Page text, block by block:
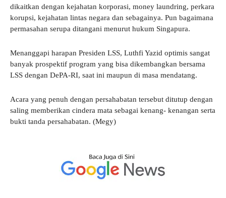
dikaitkan dengan kejahatan korporasi, money laundring, perkara
korupsi, kejahatan lintas negara dan sebagainya. Pun bagaimana
permasahan serupa ditangani menurut hukum Singapura.
Menanggapi harapan Presiden LSS, Luthfi Yazid optimis sangat
banyak prospektif program yang bisa dikembangkan bersama
LSS dengan DePA-RI, saat ini maupun di masa mendatang.
Acara yang penuh dengan persahabatan tersebut ditutup dengan
saling memberikan cindera mata sebagai kenang- kenangan serta
bukti tanda persahabatan. (Megy)